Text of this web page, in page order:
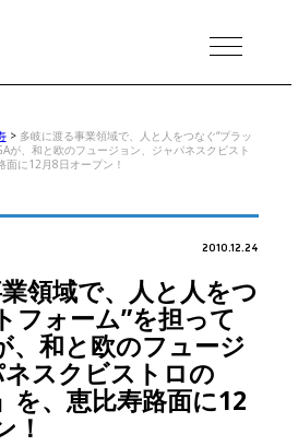
MENU
> 多岐に渡る事業領域で、人と人をつなぐ“プラッ
が、和と欧のフュージョン、ジャパネスクビスト
面に12月8日オープン！
2010.12.24
領域で、人と人をつ
フォーム”を担って
、和と欧のフュージ
スクビストロの
を、恵比寿路面に12
！